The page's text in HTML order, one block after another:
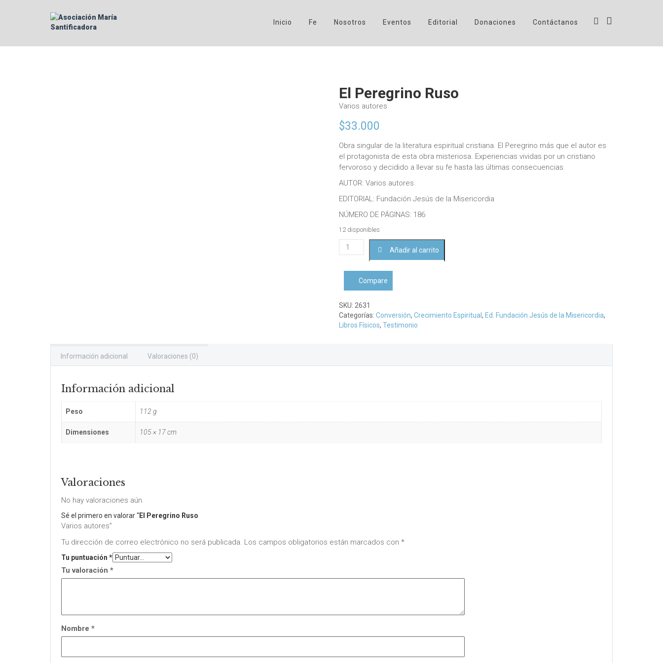
Inicio Fe Nosotros Eventos Editorial Donaciones Contáctanos
El Peregrino Ruso
Varios autores
$33.000
Obra singular de la literatura espiritual cristiana. El Peregrino más que el autor es
el protagonista de esta obra misteriosa. Experiencias vividas por un cristiano
fervoroso y decidido a llevar su fe hasta las últimas consecuencias.
AUTOR: Varios autores.
EDITORIAL: Fundación Jesús de la Misericordia
NÚMERO DE PÁGINAS: 186
12 disponibles
Peregrino
RusoVarios
autores
cantidad
Añadir al carrito
Compare
SKU: 2631
Categorías: Conversión, Crecimiento Espiritual , Ed. Fundación Jesús de la Misericordia,
Libros Físicos, Testimonio
Información adicional Valoraciones (0)
Información adicional
Peso 112 g
Dimensiones 105 × 17 cm
Valoraciones
No hay valoraciones aún.
Sé el primero en valorar “El Peregrino Ruso
Varios autores”
Tu dirección de correo electrónico no será publicada. Los campos obligatorios están marcados con *
Tu puntuación *
Tu valoración *
Nombre *